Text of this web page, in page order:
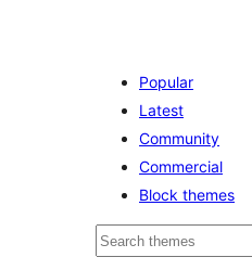
Popular
Latest
Community
Commercial
Block themes
ค้นหา